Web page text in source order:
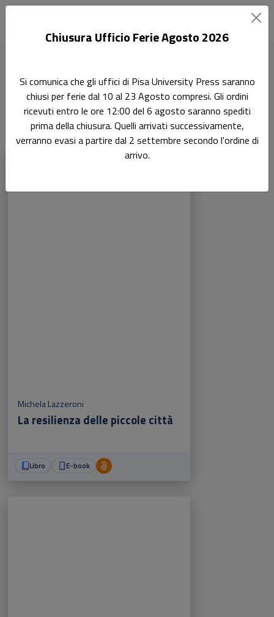
Tutti gli E-book Open Access
Sottotitolo non presente
Michela Lazzeroni
La resilienza delle piccole città
Libro E-book
Chiusura Ufficio Ferie Agosto 2026
Si comunica che gli uffici di Pisa University Press saranno
chiusi per ferie dal 10 al 23 Agosto compresi. Gli ordini
ricevuti entro le ore 12:00 del 6 agosto saranno spediti
prima della chiusura. Quelli arrivati successivamente,
verranno evasi a partire dal 2 settembre secondo l'ordine di
arrivo.